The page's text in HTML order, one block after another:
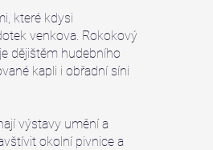
které kdysi
venkova. Rokokový
dějištěm hudebního
kapli i obřadní síni
výstavy umění a
okolní pivnice a